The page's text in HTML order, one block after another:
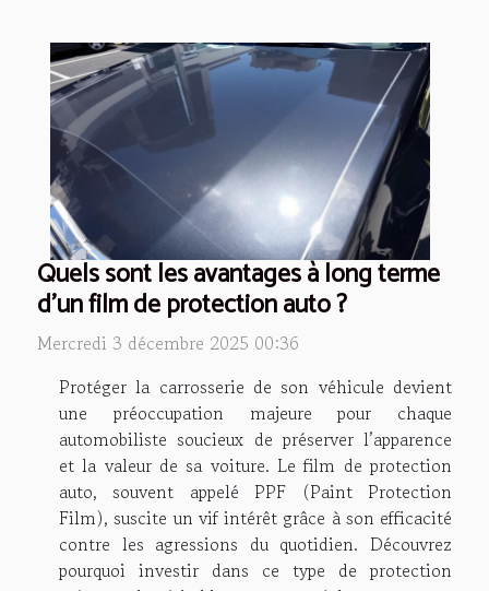
Quels sont les avantages à long terme
d'un film de protection auto ?
Mercredi 3 décembre 2025 00:36
Protéger la carrosserie de son véhicule devient
une préoccupation majeure pour chaque
automobiliste soucieux de préserver l’apparence
et la valeur de sa voiture. Le film de protection
auto, souvent appelé PPF (Paint Protection
Film), suscite un vif intérêt grâce à son efficacité
contre les agressions du quotidien. Découvrez
pourquoi investir dans ce type de protection